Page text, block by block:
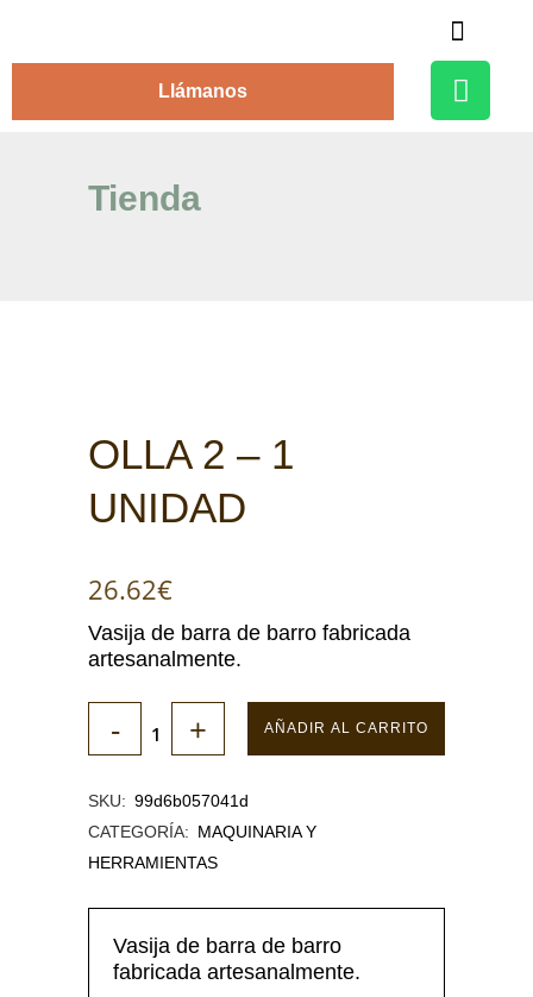
Llámanos
Tienda
OLLA 2 – 1
UNIDAD
26.62€
Vasija de barra de barro fabricada
artesanalmente.
AÑADIR AL CARRITO
SKU: 99d6b057041d
CATEGORÍA: MAQUINARIA Y
HERRAMIENTAS
Vasija de barra de barro
fabricada artesanalmente.